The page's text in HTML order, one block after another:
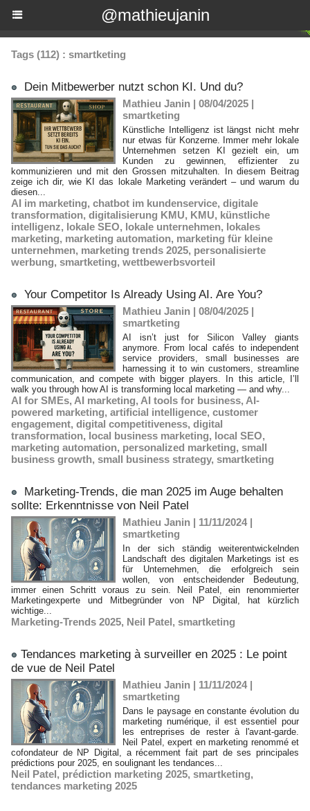
@mathieujanin
Tags (112) : smartketing
Dein Mitbewerber nutzt schon KI. Und du?
Mathieu Janin | 08/04/2025 |
smartketing
Künstliche Intelligenz ist längst nicht mehr
nur etwas für Konzerne. Immer mehr lokale
Unternehmen setzen KI gezielt ein, um
Kunden zu gewinnen, effizienter zu
kommunizieren und mit den Grossen mitzuhalten. In diesem Beitrag
zeige ich dir, wie KI das lokale Marketing verändert – und warum du
diesen...
AI im marketing, chatbot im kundenservice, digitale
transformation, digitalisierung KMU, KMU, künstliche
intelligenz, lokale SEO, lokale unternehmen, lokales
marketing, marketing automation, marketing für kleine
unternehmen, marketing trends 2025, personalisierte
werbung, smartketing, wettbewerbsvorteil
Your Competitor Is Already Using AI. Are You?
Mathieu Janin | 08/04/2025 |
smartketing
AI isn’t just for Silicon Valley giants
anymore. From local cafés to independent
service providers, small businesses are
harnessing it to win customers, streamline
communication, and compete with bigger players. In this article, I’ll
walk you through how AI is transforming local marketing — and why...
AI for SMEs, AI marketing, AI tools for business, AI-
powered marketing, artificial intelligence, customer
engagement, digital competitiveness, digital
transformation, local business marketing, local SEO,
marketing automation, personalized marketing, small
business growth, small business strategy, smartketing
Marketing-Trends, die man 2025 im Auge behalten
sollte: Erkenntnisse von Neil Patel
Mathieu Janin | 11/11/2024|
smartketing
In der sich ständig weiterentwickelnden
Landschaft des digitalen Marketings ist es
für Unternehmen, die erfolgreich sein
wollen, von entscheidender Bedeutung,
immer einen Schritt voraus zu sein. Neil Patel, ein renommierter
Marketingexperte und Mitbegründer von NP Digital, hat kürzlich
wichtige...
Marketing-Trends 2025, Neil Patel, smartketing
​Tendances marketing à surveiller en 2025 : Le point
de vue de Neil Patel
Mathieu Janin | 11/11/2024|
smartketing
Dans le paysage en constante évolution du
marketing numérique, il est essentiel pour
les entreprises de rester à l'avant-garde.
Neil Patel, expert en marketing renommé et
cofondateur de NP Digital, a récemment fait part de ses principales
prédictions pour 2025, en soulignant les tendances...
Neil Patel, prédiction marketing 2025, smartketing,
tendances marketing 2025